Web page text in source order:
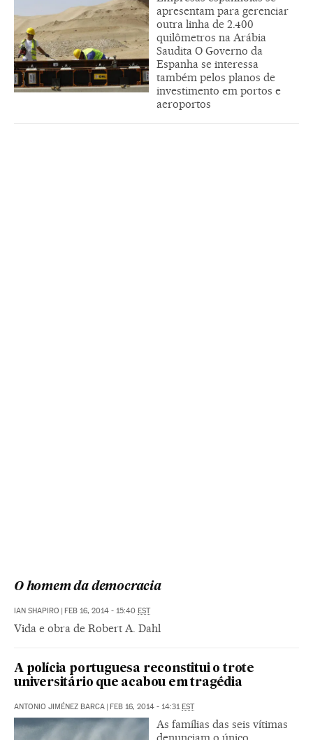
apresentam para gerenciar
outra linha de 2.400
quilômetros na Arábia
Saudita O Governo da
Espanha se interessa
também pelos planos de
investimento em portos e
aeroportos
O homem da democracia
IAN SHAPIRO FEB 16, 2014 - 15:40 EST
Vida e obra de Robert A. Dahl
A polícia portuguesa reconstitui o trote
universitário que acabou em tragédia
ANTONIO JIMÉNEZ BARCA FEB 16, 2014 - 14:31 EST
As famílias das seis vítimas